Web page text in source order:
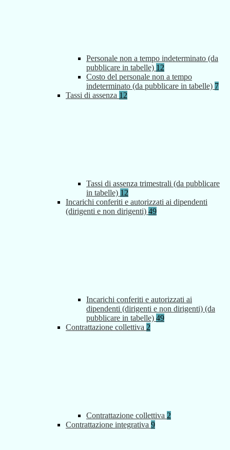
Personale non a tempo indeterminato (da
pubblicare in tabelle) 12
Costo del personale non a tempo
indeterminato (da pubblicare in tabelle) 7
Tassi di assenza 12
Tassi di assenza trimestrali (da pubblicare
in tabelle) 12
Incarichi conferiti e autorizzati ai dipendenti
(dirigenti e non dirigenti) 49
Incarichi conferiti e autorizzati ai
dipendenti (dirigenti e non dirigenti) (da
pubblicare in tabelle) 49
Contrattazione collettiva 2
Contrattazione collettiva 2
Contrattazione integrativa 9